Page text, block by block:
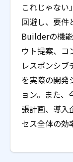
これじゃない
回避し、要件
Builderの機
ウト提案、コ
レスポンシ
を実際の開発
ョン。また
張計画、導入
セス全体の効